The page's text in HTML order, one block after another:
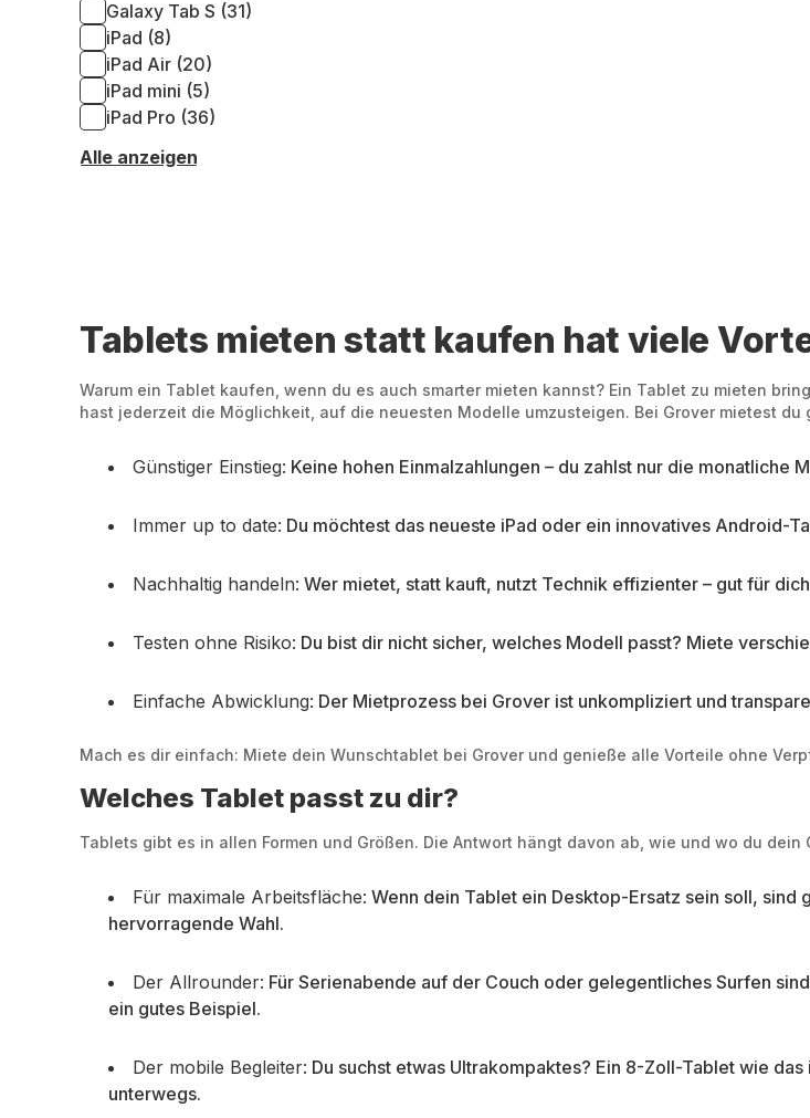
Galaxy Tab S (31)
iPad (8)
iPad Air (20)
iPad mini (5)
iPad Pro (36)
Alle anzeigen
Tablets mieten statt kaufen hat viele
Warum ein Tablet kaufen, wenn du es auch smarter mieten kannst? Ein Tablet zu mieten
hast jederzeit die Möglichkeit, auf die neuesten Modelle umzusteigen. Bei Grover mietest du
Günstiger Einstieg: Keine hohen Einmalzahlungen – du zahlst nur die monatliche
Immer up to date: Du möchtest das neueste iPad oder ein innovatives Android-
Nachhaltig handeln: Wer mietet, statt kauft, nutzt Technik effizienter – gut für
Testen ohne Risiko: Du bist dir nicht sicher, welches Modell passt? Miete
Einfache Abwicklung: Der Mietprozess bei Grover ist unkompliziert und
Mach es dir einfach: Miete dein Wunschtablet bei Grover und genieße alle Vorteile ohne
Welches Tablet passt zu dir?
Tablets gibt es in allen Formen und Größen. Die Antwort hängt davon ab, wie und wo du dein
Für maximale Arbeitsfläche: Wenn dein Tablet ein Desktop-Ersatz sein soll, sind
hervorragende Wahl.
Der Allrounder: Für Serienabende auf der Couch oder gelegentliches Surfen
ein gutes Beispiel.
Der mobile Begleiter: Du suchst etwas Ultrakompaktes? Ein 8-Zoll-Tablet wie
unterwegs.